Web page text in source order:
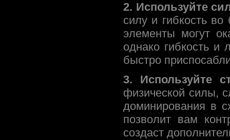
2. Используйте
силу и гибкость
элементы могут
однако гибкость и
быстро
3. Используйте
физической силы,
доминирования в
позволит вам
создаст